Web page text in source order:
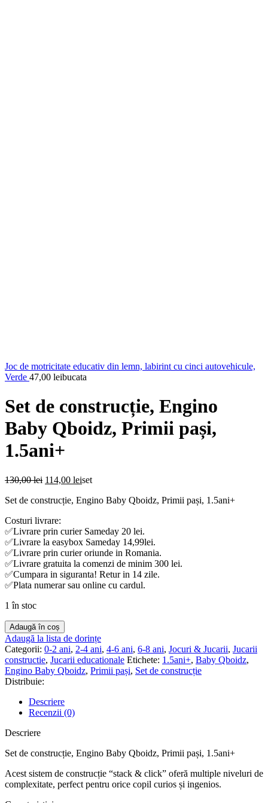
Joc de motricitate educativ din lemn, labirint cu cinci autovehicule,
Verde 47,00 leibucata
Set de construcție, Engino
Baby Qboidz, Primii pași,
1.5ani+
130,00lei Prețul
a
130,00 lei.
114,00 leiPrețul
este:
set
Set de construcție, Engino Baby Qboidz, Primii pași, 1.5ani+
Costuri livrare:
✅Livrare prin curier Sameday 20 lei.
✅Livrare la easybox Sameday 14,99lei.
✅Livrare prin curier oriunde in Romania.
✅Livrare gratuita la comenzi de minim 300 lei.
✅Cumpara in siguranta! Retur in 14 zile.
✅Plata numerar sau online cu cardul.
1 în stoc
Cantitate
Set
de
construcție,
Engino
Baby
Primii
pași,
Adaugă în coș
Adaugă la lista de dorințe
Categorii: 0-2 ani, 2-4 ani, 4-6 ani, 6-8 ani, Jocuri & Jucarii, Jucarii
constructie, Jucarii educationale Etichete: 1.5ani+, Baby Qboidz,
Engino Baby Qboidz, Primii pași, Set de construcție
Distribuie:
Descriere
Recenzii (0)
Descriere
Set de construcție, Engino Baby Qboidz, Primii pași, 1.5ani+
Acest sistem de construcție “stack & click” oferă multiple niveluri de
complexitate, perfect pentru orice copil curios și ingenios.